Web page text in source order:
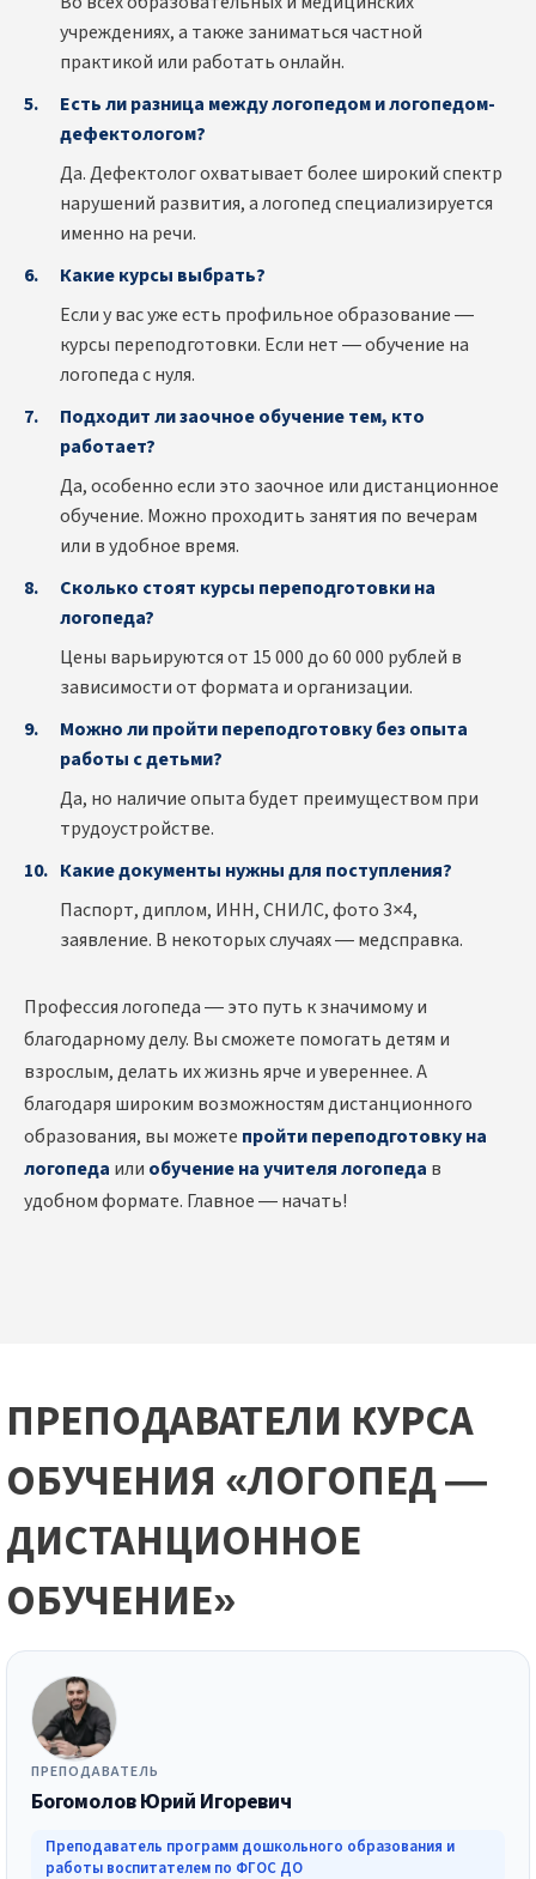
учреждениях, а также заниматься частной
практикой или работать онлайн.
Есть ли разница между логопедом и логопедом-
дефектологом?
Да. Дефектолог охватывает более широкий спектр
нарушений развития, а логопед специализируется
именно на речи.
Какие курсы выбрать?
Если у вас уже есть профильное образование —
курсы переподготовки. Если нет — обучение на
логопеда с нуля.
Подходит ли заочное обучение тем, кто
работает?
Да, особенно если это заочное или дистанционное
обучение. Можно проходить занятия по вечерам
или в удобное время.
Сколько стоят курсы переподготовки на
логопеда?
Цены варьируются от 15 000 до 60 000 рублей в
зависимости от формата и организации.
Можно ли пройти переподготовку без опыта
работы с детьми?
Да, но наличие опыта будет преимуществом при
трудоустройстве.
Какие документы нужны для поступления?
Паспорт, диплом, ИНН, СНИЛС, фото 3×4,
заявление. В некоторых случаях — медсправка.
Профессия логопеда — это путь к значимому и
благодарному делу. Вы сможете помогать детям и
взрослым, делать их жизнь ярче и увереннее. А
благодаря широким возможностям дистанционного
образования, вы можете пройти переподготовку на
логопеда или обучение на учителя логопеда в
удобном формате. Главное — начать!
ПРЕПОДАВАТЕЛИ КУРСА
ОБУЧЕНИЯ «ЛОГОПЕД —
ДИСТАНЦИОННОЕ
ОБУЧЕНИЕ»
ПРЕПОДАВАТЕЛЬ
Богомолов Юрий Игоревич
Преподаватель программ дошкольного образования и
работы воспитателем по ФГОС ДО